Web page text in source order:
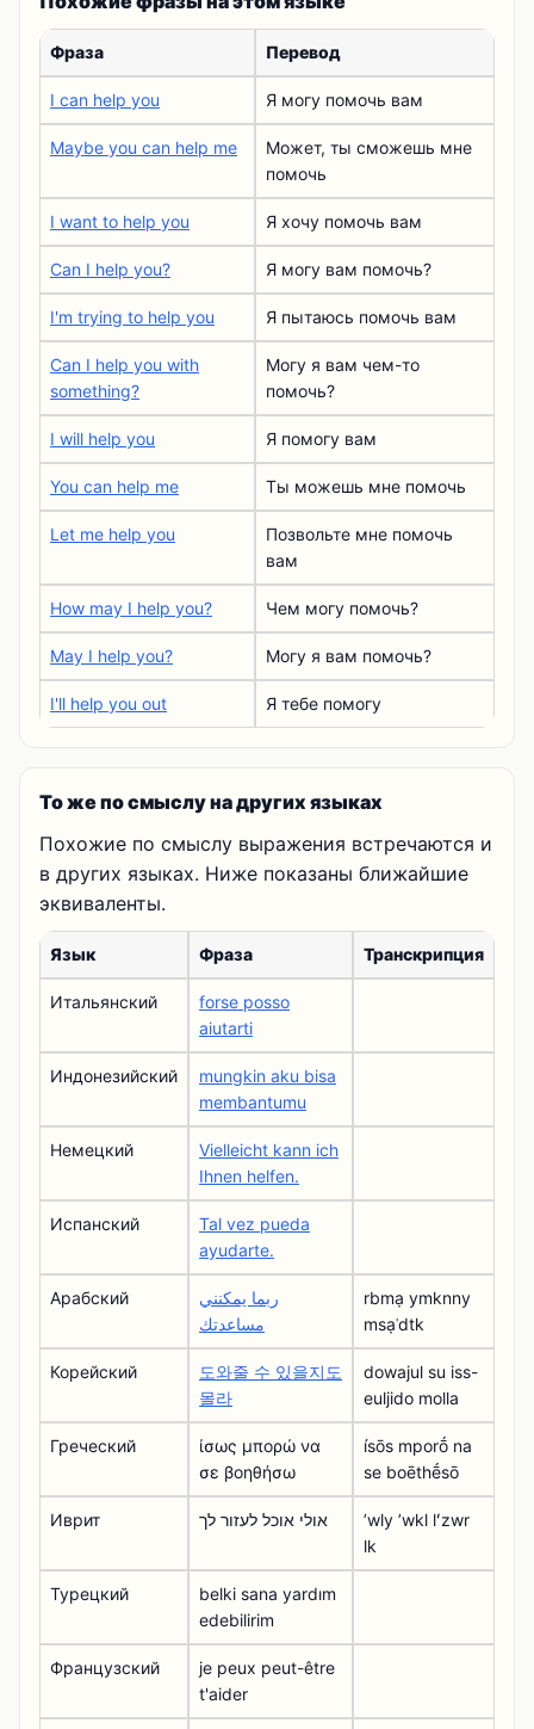
Фраза Перевод
I can help you Я могу помочь вам
Maybe you can help me
Может, ты сможешь мне
помочь
I want to help you Я хочу помочь вам
Can I help you? Я могу вам помочь?
I'm trying to help you Я пытаюсь помочь вам
Can I help you with
something?
Могу я вам чем-то
помочь?
I will help you Я помогу вам
You can help me Ты можешь мне помочь
Let me help you
Позвольте мне помочь
вам
How may I help you? Чем могу помочь?
May I help you? Могу я вам помочь?
I'll help you out Я тебе помогу
То же по смыслу на других языках
Похожие по смыслу выражения встречаются и
в других языках. Ниже показаны ближайшие
эквиваленты.
Язык Фраза Транскрипция
Итальянский
forse posso
aiutarti
Индонезийский
mungkin aku bisa
membantumu
Немецкий
Vielleicht kann ich
Ihnen helfen.
Испанский
Tal vez pueda
ayudarte.
Арабский
ربما يمكنني
مساعدتك
rbmạ ymknny
msạʿdtk
Корейский
도와줄 수 있을지도
몰라
dowajul su iss-
euljido molla
Греческий
ίσως μπορώ να
σε βοηθήσω
ísōs mporṓ na
se boēthḗsō
Иврит אולי אוכל לעזור לך
ʼwly ʼwkl lʻzwr
lk
Турецкий
belki sana yardım
edebilirim
Французский
je peux peut-être
t'aider